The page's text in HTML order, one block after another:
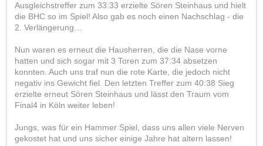
Ausgleichstreffer zum 33:33 erzielte Sören Steinhaus und hielt
die BHC so im Spiel! Also gab es noch einen Nachschlag - die
2. Verlängerung…
Nun waren es erneut die Hausherren, die die Nase vorne
hatten und sich sogar mit 3 Toren zum 37:34 absetzen
konnten. Auch uns traf nun die rote Karte, die jedoch nicht
negativ ins Gewicht fiel. Den letzten Treffer zum 40:38 Sieg
erzielte erneut Sören Steinhaus und lässt den Traum vom
Final4 in Köln weiter leben!
Jungs, was für ein Hammer Spiel, dass uns allen viele Nerven
gekostet hat und uns sicher einige Jahre hat altern lassen!